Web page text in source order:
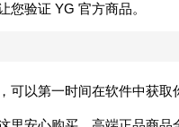
您验证 YG 官方商品。
可以第一时间在软件中获取